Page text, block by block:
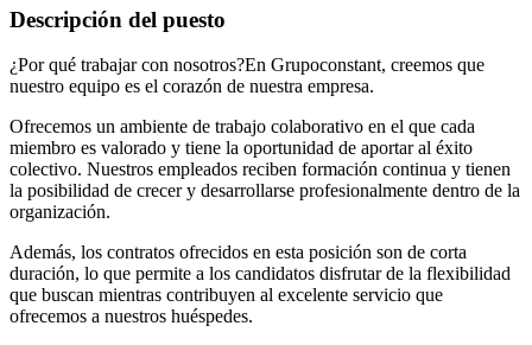
Descripción del puesto
¿Por qué trabajar con nosotros?En Grupoconstant, creemos que
nuestro equipo es el corazón de nuestra empresa.
Ofrecemos un ambiente de trabajo colaborativo en el que cada
miembro es valorado y tiene la oportunidad de aportar al éxito
colectivo. Nuestros empleados reciben formación continua y tienen
la posibilidad de crecer y desarrollarse profesionalmente dentro de la
organización.
Además, los contratos ofrecidos en esta posición son de corta
duración, lo que permite a los candidatos disfrutar de la flexibilidad
que buscan mientras contribuyen al excelente servicio que
ofrecemos a nuestros huéspedes.